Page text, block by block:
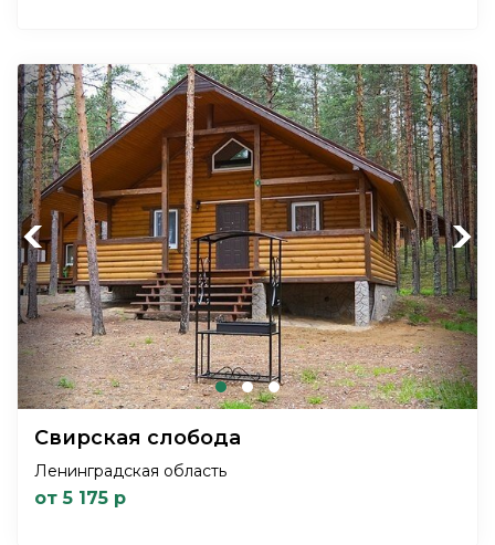
Previous Next
Свирская слобода
Ленинградская область
от 5 175 р